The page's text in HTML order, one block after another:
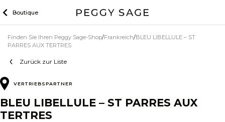
Inhalt
Boutique
Zurück zur Liste
Finden Sie Ihren Peggy Sage-Shop Frankreich BLEU LIBELLULE – ST
PARRES AUX TERTRES
VERTRIEBSPARTNER
BLEU LIBELLULE – ST PARRES AUX
TERTRES